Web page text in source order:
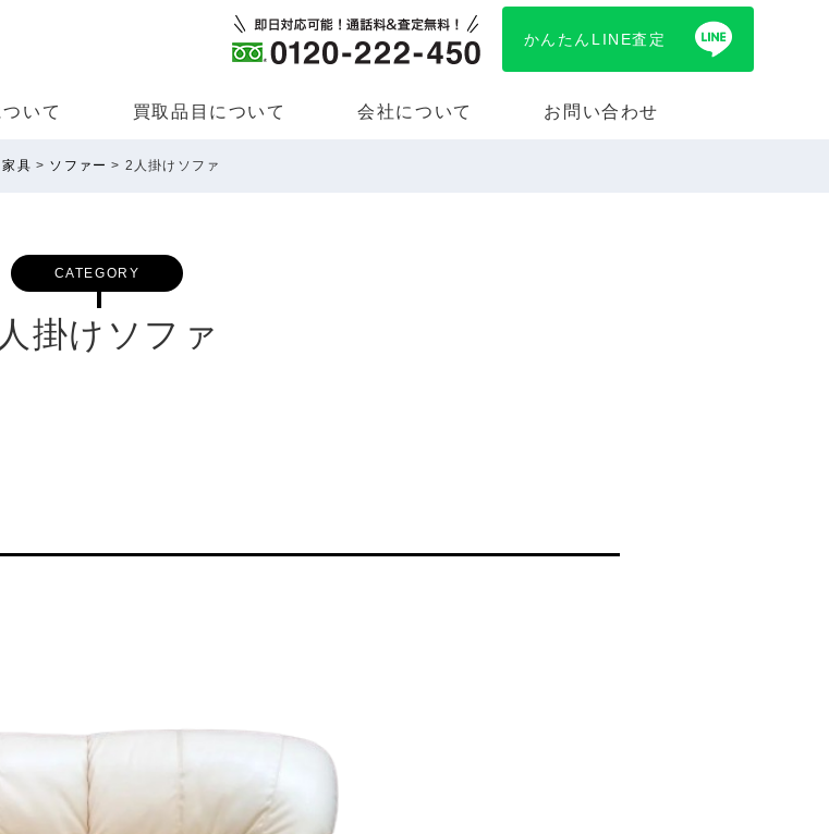
かんたんLINE査定
いて 買取品⽬について 会社について お問い合わせ
家具 > ソファー > 2人掛けソファ
CATEGORY
掛けソファ